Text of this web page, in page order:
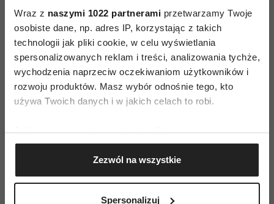
Wraz z naszymi 1022 partnerami przetwarzamy Twoje
osobiste dane, np. adres IP, korzystając z takich
technologii jak pliki cookie, w celu wyświetlania
spersonalizowanych reklam i treści, analizowania tychże,
wychodzenia naprzeciw oczekiwaniom użytkowników i
rozwoju produktów. Masz wybór odnośnie tego, kto
używa Twoich danych i w jakich celach to robi.
Jeśli wyrazisz na to zgodę, chcielibyśmy również:
Gromadzić dane dotyczące Twojej lokalizacji
geograficznej z dokładnością nawet do kilku metrów
Identyfikować Twoje urządzenie, aktywnie
Zezwól na wszystkie
Spersonalizuj
Czytaj także